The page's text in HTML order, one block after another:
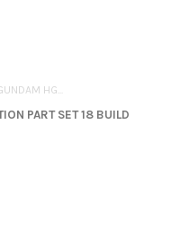
PART SET 18 BUILD